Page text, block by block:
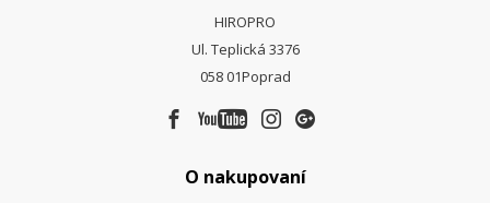
HIROPRO
Ul. Teplická 3376
058 01Poprad
O nakupovaní